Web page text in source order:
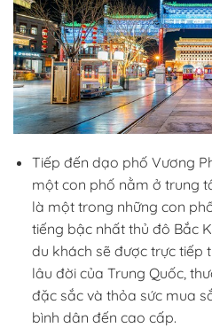
Tiếp đến dạo phố Vương
một con phố nằm ở trung
là một trong những con
tiếng bậc nhất thủ đô Bắc
du khách sẽ được trực tiếp
lâu đời của Trung Quốc,
đặc sắc và thỏa sức mua
bình dân đến cao cấp.